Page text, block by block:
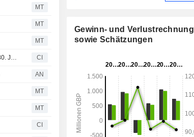
MT
MT
MT
F&C Investment Trust PLC legt Ergebnisszahlen für das Halbjahr bis zum 30. Juni 2026 vor CI
AN
MT
MT
CI
Gewinn- und Verlustrechnung
sowie Schätzungen